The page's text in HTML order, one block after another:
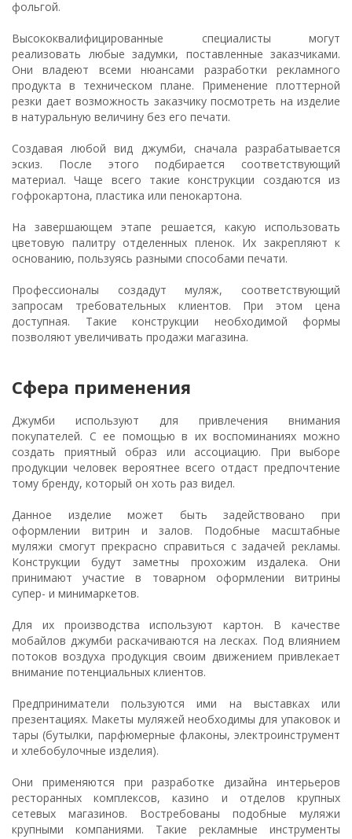
фольгой.
Высококвалифицированные специалисты могут
реализовать любые задумки, поставленные заказчиками.
Они владеют всеми нюансами разработки рекламного
продукта в техническом плане. Применение плоттерной
резки дает возможность заказчику посмотреть на изделие
в натуральную величину без его печати.
Создавая любой вид джумби, сначала разрабатывается
эскиз. После этого подбирается соответствующий
материал. Чаще всего такие конструкции создаются из
гофрокартона, пластика или пенокартона.
На завершающем этапе решается, какую использовать
цветовую палитру отделенных пленок. Их закрепляют к
основанию, пользуясь разными способами печати.
Профессионалы создадут муляж, соответствующий
запросам требовательных клиентов. При этом цена
доступная. Такие конструкции необходимой формы
позволяют увеличивать продажи магазина.
Сфера применения
Джумби используют для привлечения внимания
покупателей. С ее помощью в их воспоминаниях можно
создать приятный образ или ассоциацию. При выборе
продукции человек вероятнее всего отдаст предпочтение
тому бренду, который он хоть раз видел.
Данное изделие может быть задействовано при
оформлении витрин и залов. Подобные масштабные
муляжи смогут прекрасно справиться с задачей рекламы.
Конструкции будут заметны прохожим издалека. Они
принимают участие в товарном оформлении витрины
супер- и минимаркетов.
Для их производства используют картон. В качестве
мобайлов джумби раскачиваются на лесках. Под влиянием
потоков воздуха продукция своим движением привлекает
внимание потенциальных клиентов.
Предприниматели пользуются ими на выставках или
презентациях. Макеты муляжей необходимы для упаковок и
тары (бутылки, парфюмерные флаконы, электроинструмент
и хлебобулочные изделия).
Они применяются при разработке дизайна интерьеров
ресторанных комплексов, казино и отделов крупных
сетевых магазинов. Востребованы подобные муляжи
крупными компаниями. Такие рекламные инструменты